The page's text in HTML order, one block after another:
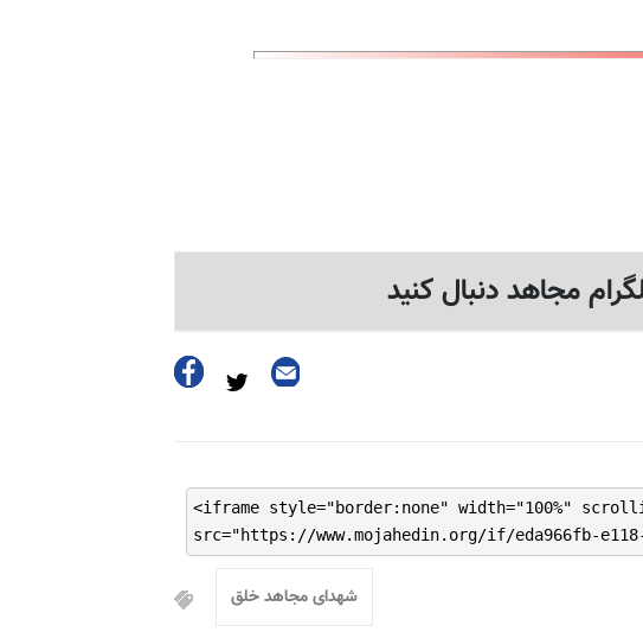
مجاهد دنبال کنید
<iframe style="border:none" width="100%"
src="https://www.mojahedin.org/if/eda966fb-e118-
شهدای مجاهد خلق